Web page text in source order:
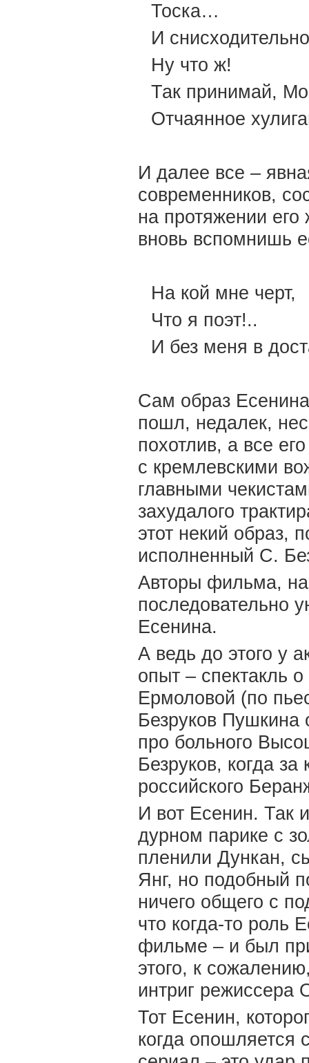
Тоска…
И
Ну что ж!
Так принимай,
Отчаянное
И далее все –
современников,
на протяжении
вновь вспомнишь
На кой мне черт,
Что я поэт!..
И без меня в
Сам образ
пошл, недалек,
похотлив, а все
с кремлевскими
главными
захудалого
этот некий образ,
исполненный С.
Авторы фильма,
последовательно
Есенина.
А ведь до этого у
опыт – спектакль
Ермоловой (по
Безруков
про больного
Безруков, когда
российского
И вот Есенин. Так
дурном парике с
пленили Дункан,
Янг, но подобный
ничего общего с
что когда-то роль
фильме – и был
этого, к
интриг
Тот Есенин,
когда опошляется